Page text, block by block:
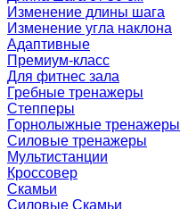
Изменение длины шага
Изменение угла наклона
Адаптивные
Премиум-класс
Для фитнес зала
Гребные тренажеры
Степперы
Горнолыжные тренажеры
Силовые тренажеры
Мультистанции
Кроссовер
Скамьи
Силовые Скамьи